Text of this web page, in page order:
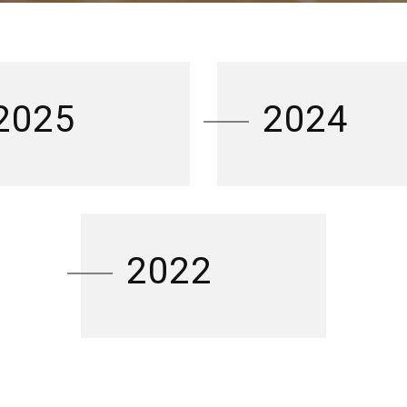
2024
2022